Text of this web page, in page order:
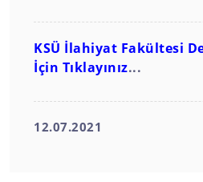
KSÜ İlahiyat Fakültesi
İçin Tıklayınız...
12.07.2021